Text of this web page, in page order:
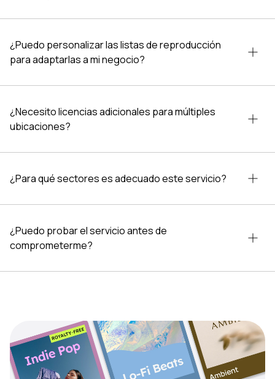
¿Puedo personalizar las listas de reproducción
para adaptarlas a mi negocio?
¿Necesito licencias adicionales para múltiples
ubicaciones?
¿Para qué sectores es adecuado este servicio?
¿Puedo probar el servicio antes de
comprometerme?